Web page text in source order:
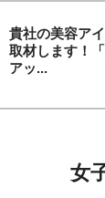
貴社の美容ア
取材します！
アッ...
女